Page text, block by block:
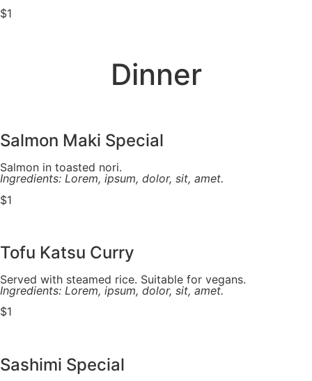
$1
Dinner
Salmon Maki Special
Salmon in toasted nori.
Ingredients: Lorem, ipsum, dolor, sit, amet.
$1
Tofu Katsu Curry
Served with steamed rice. Suitable for vegans.
Ingredients: Lorem, ipsum, dolor, sit, amet.
$1
Sashimi Special